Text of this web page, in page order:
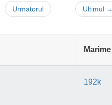
Urmatorul Ultimul →
Marime
192k